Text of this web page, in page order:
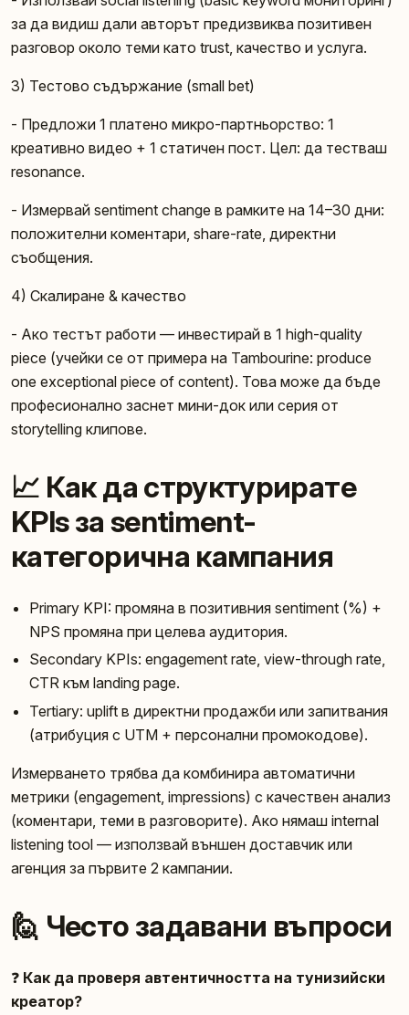
за да видиш дали авторът предизвиква позитивен
разговор около теми като trust, качество и услуга.
3) Тестово съдържание (small bet)
- Предложи 1 платено микро-партньорство: 1
креативно видео + 1 статичен пост. Цел: да тестваш
resonance.
- Измервай sentiment change в рамките на 14–30 дни:
положителни коментари, share-rate, директни
съобщения.
4) Скалиране & качество
- Ако тестът работи — инвестирай в 1 high-quality
piece (учейки се от примера на Tambourine: produce
one exceptional piece of content). Това може да бъде
професионално заснет мини-док или серия от
storytelling клипове.
📈 Как да структурирате
KPIs за sentiment-
категорична кампания
Primary KPI: промяна в позитивния sentiment (%) +
NPS промяна при целева аудитория.
Secondary KPIs: engagement rate, view-through rate,
CTR към landing page.
Tertiary: uplift в директни продажби или запитвания
(атрибуция с UTM + персонални промокодове).
Измерването трябва да комбинира автоматични
метрики (engagement, impressions) с качествен анализ
(коментари, теми в разговорите). Ако нямаш internal
listening tool — използвай външен доставчик или
агенция за първите 2 кампании.
🙋 Често задавани въпроси
❓ Как да проверя автентичността на тунизийски
креатор?